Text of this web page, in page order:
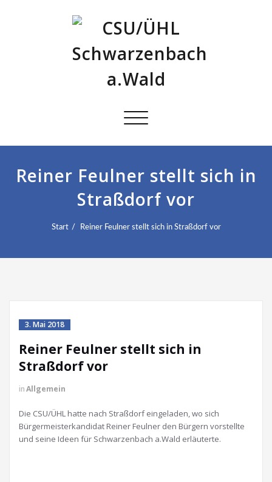
Schalte
Reiner Feulner stellt sich in
Straßdorf vor
Start Reiner Feulner stellt sich in Straßdorf vor
3. Mai 2018
Reiner Feulner stellt sich in
Straßdorf vor
inAllgemein
Die CSU/ÜHL hatte nach Straßdorf eingeladen, wo sich
Bürgermeisterkandidat Reiner Feulner den Bürgern vorstellte
und seine Ideen für Schwarzenbach a.Wald erläuterte.